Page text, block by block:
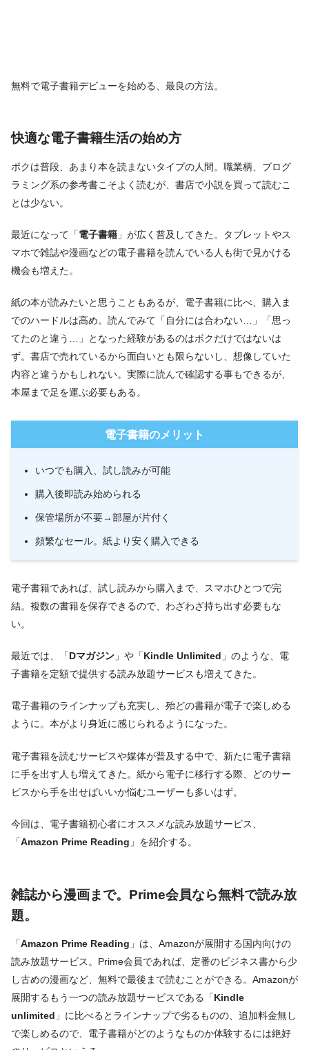
無料で電子書籍デビューを始める、最良の方法。
快適な電子書籍生活の始め方
ボクは普段、あまり本を読まないタイプの人間。職業柄、プログ
ラミング系の参考書こそよく読むが、書店で小説を買って読むこ
とは少ない。
最近になって「 電子書籍 」が広く普及してきた。タブレットやス
マホで雑誌や漫画などの電子書籍を読んでいる人も街で見かける
機会も増えた。
紙の本が読みたいと思うこともあるが、電子書籍に比べ、購入ま
でのハードルは高め。読んでみて「自分には合わない…」「思っ
てたのと違う…」となった経験があるのはボクだけではないは
ず。書店で売れているから面白いとも限らないし、想像していた
内容と違うかもしれない。実際に読んで確認する事もできるが、
本屋まで足を運ぶ必要もある。
電子書籍のメリット
いつでも購入、試し読みが可能
購入後即読み始められる
保管場所が不要→部屋が片付く
頻繁なセール。紙より安く購入できる
電子書籍であれば、試し読みから購入まで、スマホひとつで完
結。複数の書籍を保存できるので、わざわざ持ち出す必要もな
い。
最近では、「 Dマガジン 」や「 Kindle Unlimited 」のような、電
子書籍を定額で提供する読み放題サービスも増えてきた。
電子書籍のラインナップも充実し、殆どの書籍が電子で楽しめる
ように。本がより身近に感じられるようになった。
電子書籍を読むサービスや媒体が普及する中で、新たに電子書籍
に手を出す人も増えてきた。紙から電子に移行する際、どのサー
ビスから手を出せばいいか悩むユーザーも多いはず。
今回は、電子書籍初心者にオススメな読み放題サービス、
「 Amazon Prime Reading 」を紹介する。
雑誌から漫画まで。Prime会員なら無料で読み放
題。
「 Amazon Prime Reading 」は、Amazonが展開する国内向けの
読み放題サービス。Prime会員であれば、定番のビジネス書から少
し古めの漫画など、無料で最後まで読むことができる。Amazonが
展開するもう一つの読み放題サービスである「 Kindle
unlimited 」に比べるとラインナップで劣るものの、追加料金無し
で楽しめるので、電子書籍がどのようなものか体験するには絶好